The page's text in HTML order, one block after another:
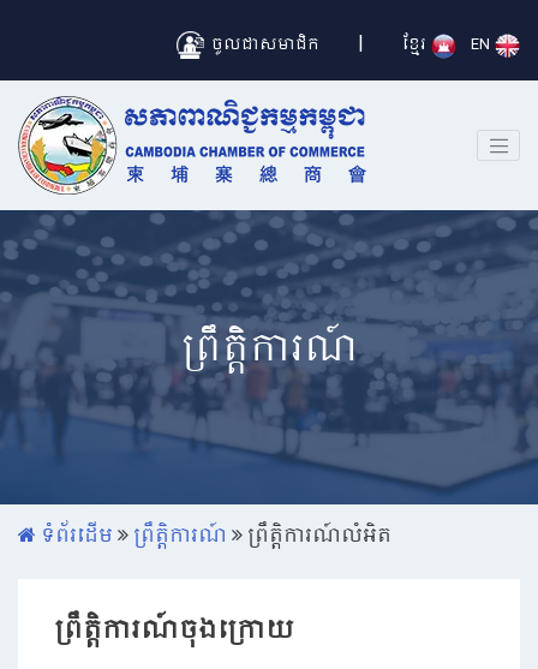
ចូលជាសមាជិក | ខ្មែរ EN
ព្រឹត្តិការណ៍
ទំព័រដើម ព្រឹត្តិការណ៍ ព្រឹត្តិការណ៍លំអិត
ព្រឹត្តិការណ៍ចុងក្រោយ